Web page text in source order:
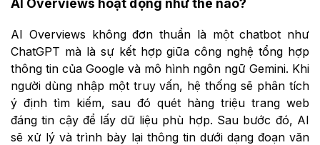
AI Overviews hoạt động như thế nào?
AI Overviews không đơn thuần là một chatbot như
ChatGPT mà là sự kết hợp giữa công nghệ tổng hợp
thông tin của Google và mô hình ngôn ngữ Gemini. Khi
người dùng nhập một truy vấn, hệ thống sẽ phân tích
ý định tìm kiếm, sau đó quét hàng triệu trang web
đáng tin cậy để lấy dữ liệu phù hợp. Sau bước đó, AI
sẽ xử lý và trình bày lại thông tin dưới dạng đoạn văn